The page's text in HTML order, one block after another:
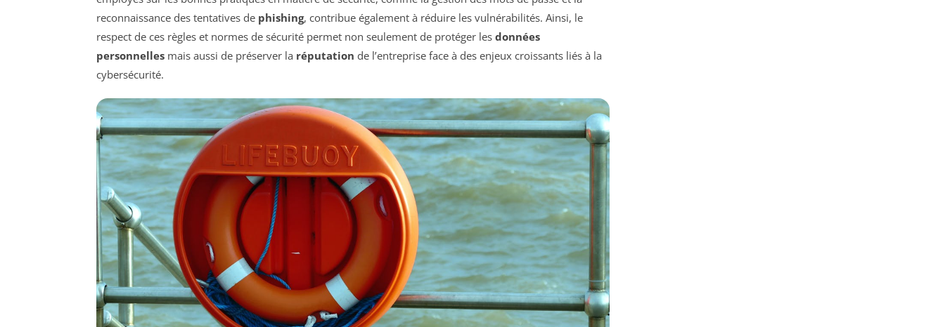
reconnaissance des tentatives de phishing, contribue également à réduire les vulnérabilités. Ainsi, le
respect de ces règles et normes de sécurité permet non seulement de protéger les données
personnelles mais aussi de préserver la réputation de l’entreprise face à des enjeux croissants liés à la
cybersécurité.